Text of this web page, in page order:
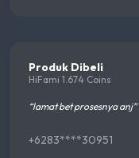
Produk Dibeli
HiFami 1.674 Coins
“lamat bet prosesnya anj”
+6283****30951